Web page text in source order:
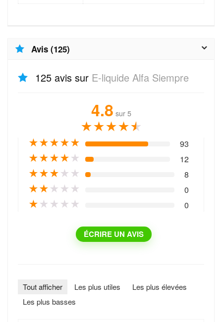
Avis (125)
125 avis sur E-liquide Alfa Siempre
4.8 sur 5
★★★★★
★★★★★ 93
★★★★★ 12
★★★★ ★ 8
★★★ ★ ★ 0
★★ ★ ★ ★ 0
ÉCRIRE UN AVIS
Tout afficher Les plus utiles
Les plus élevées
Les plus basses